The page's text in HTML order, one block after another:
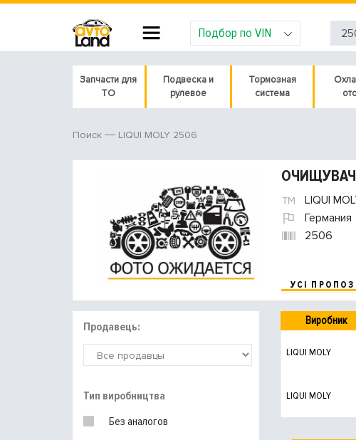
Подбор по VIN
Запчасти для
ТО
Подвеска и
рулевое
Тормозная
система
Поиск LIQUI MOLY 2506
ОЧИЩУВАЧ
LIQUI
Германия
2506
УСІ
Продавець:
Тип виробництва
Без аналогов
Виробник
LIQUI MOLY
LIQUI MOLY